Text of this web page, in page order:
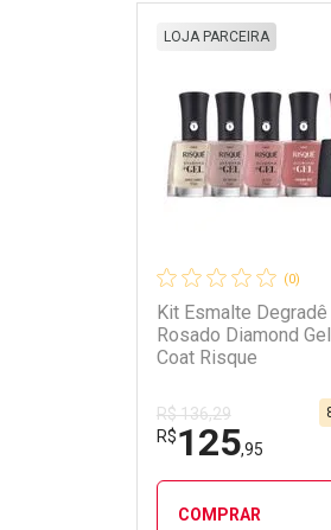
(0)
Kit Esmalte Degradê
Rosado Diamond
Coat Risque
LOJA PARCEIRA
R$ 136,29
R$125,95
COMPRAR